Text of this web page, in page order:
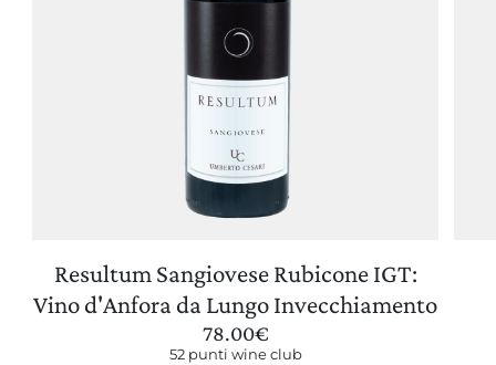
ITALIA/SAN MARINO
AGGIORNA PREFERENZE
Resultum Sangiovese Rubicone IGT:
Vino d'Anfora da Lungo Invecchiamento
78.00€
52 punti wine club